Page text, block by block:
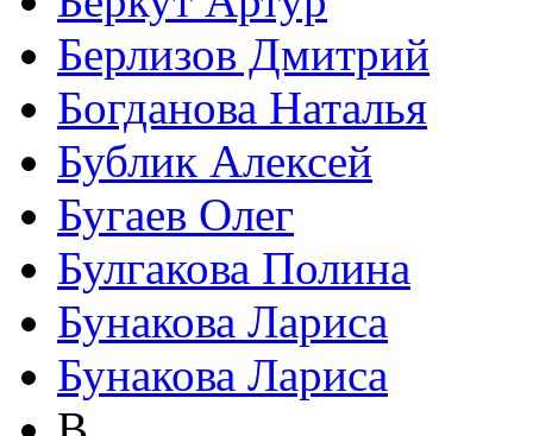
Берлизов Дмитрий
Богданова Наталья
Бублик Алексей
Бугаев Олег
Булгакова Полина
Бунакова Лариса
Бунакова Лариса